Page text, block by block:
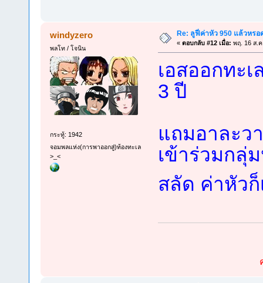
windyzero
พลโท / โจนิน
กระทู้: 1942
จอมพลแห่ง(การพาออกสู่)ท้องทะเล
>_<
Re: ลูฟี่ค่าหัว 950 แล้วหรอ
« ตอบกลับ #12 เมื่อ: พฤ. 16 ส.ค
เอสออกทะ
3 ปี
แถมอาละว
เข้าร่วมกลุ่
สลัด ค่าหัว